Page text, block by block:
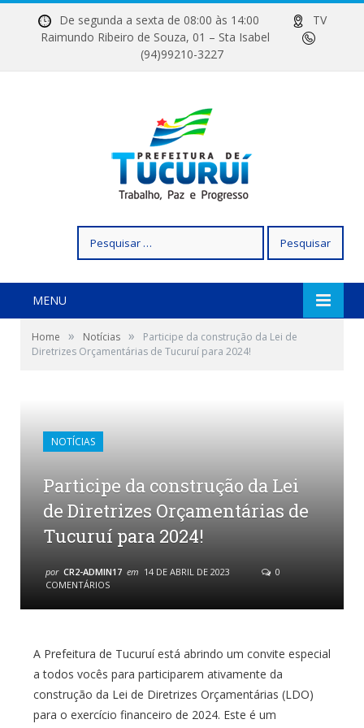
De segunda a sexta de 08:00 às 14:00
TV
Raimundo Ribeiro de Souza, 01 – Sta Isabel
(94)99210-3227
por:
MENU
Home » Notícias »
Participe da construção da Lei de
Diretrizes Orçamentárias de Tucuruí para 2024!
NOTÍCIAS
Participe da construção da Lei
de Diretrizes Orçamentárias de
Tucuruí para 2024!
por CR2-ADMIN17 em 14 DE ABRIL DE 2023
0
COMENTÁRIOS
A Prefeitura de Tucuruí está abrindo um convite especial
a todos vocês para participarem ativamente da
construção da Lei de Diretrizes Orçamentárias (LDO)
para o exercício financeiro de 2024. Este é um